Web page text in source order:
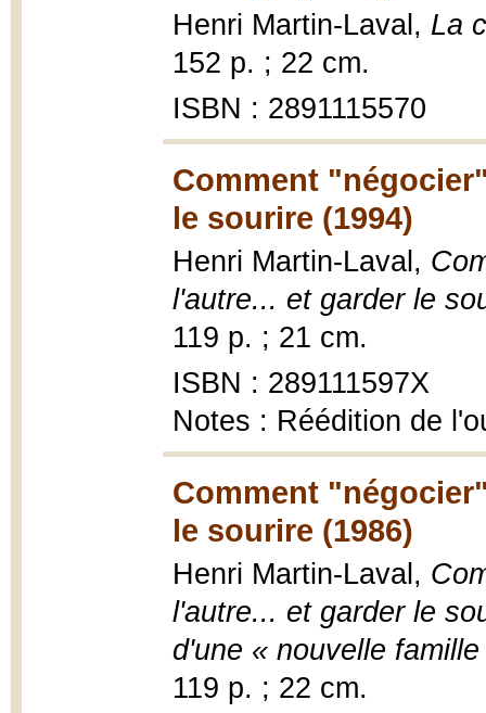
Henri Martin-Laval, La
152 p. ; 22 cm.
ISBN : 2891115570
Comment
le sourire (1994)
Henri Martin-Laval,
l'autre... et garder le
119 p. ; 21 cm.
ISBN : 289111597X
Notes : Réédition de
Comment
le sourire (1986)
Henri Martin-Laval,
l'autre... et garder le
d'une « nouvelle famille
119 p. ; 22 cm.